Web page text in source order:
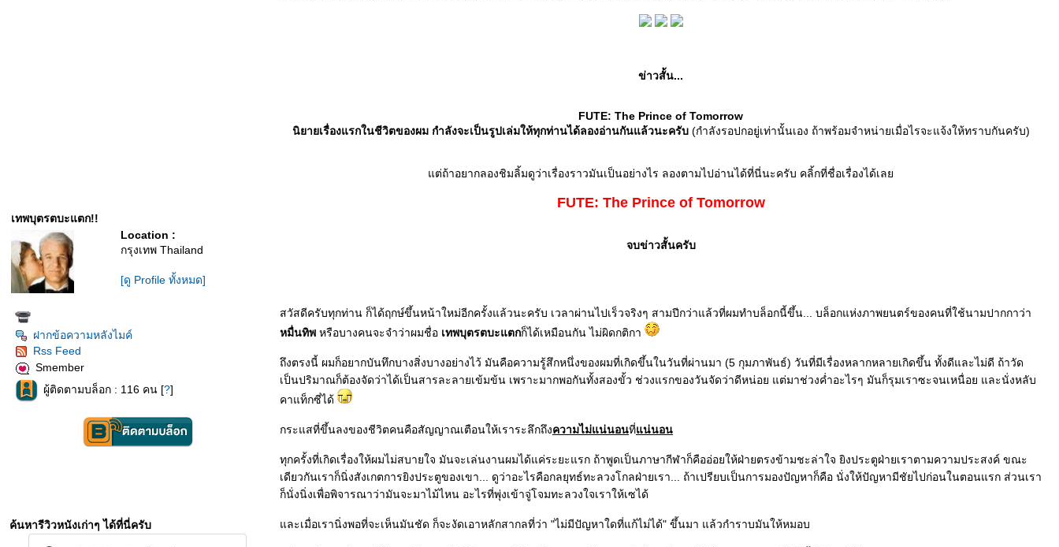
เทพบุตรตบะแตก!!
Location :
กรุงเทพ Thailand
[ดู Profile ทั้งหมด]
ฝากข้อความหลังไมค์
Rss Feed
Smember
ผู้ติดตามบล็อก : 116 คน [?]
ค้นหารีวิวหนังเก่าๆ ได้ที่นี่ครับ
ข่าวสั้น...
FUTE: The Prince of Tomorrow
นิยายเรื่องแรกในชีวิตของผม กำลังจะเป็นรูปเล่มให้ทุกท่านได้ลองอ่านกันแล้วนะครับ(กำลังรอปกอยู่เท่านั้นเอง ถ้าพร้อมจำหน่ายเมื่อไรจะแจ้งให้ทราบกันครับ)
ต่ถ้าอยากลองชิมลิ้มดูว่าเรื่องราวมันเป็นอย่างไร ลองตามไปอ่านได้ที่นี่นะครับ คลิ้กที่ชื่อเรื่องได้เล
FUTE: The Prince of Tomorrow
จบข่าวสั้นครับ
สวัสดีครับทุกท่าน ก็ได้ฤกษ์ขึ้นหน้าใหม่อีกครั้งแล้วนะครับ เวลาผ่านไปเร็วจริงๆ สามปีกว่าแล้วที่ผมทำบล็อกนี้ขึ้น... บล็อกแห่งภาพยนตร์ของคนที่ใช้นามปากกาว่า
หมื่นทิพ หรือบางคนจะจำว่าผมชื่อ เทพบุตรตบะแตกก็ได้เหมือนกัน ไม่ผิดกติกา
ถึงตรงนี้ ผมก็อยากบันทึกบางสิ่งบางอย่างไว้ มันคือความรู้สึกหนึ่งของผมที่เกิดขึ้นในวันที่ผ่านมา (5 กุมภาพันธ์) วันที่มีเรื่องหลากหลายเกิดขึ้น ทั้งดีและไม่ดี ถ้าวัด
เป็นปริมาณก็ต้องจัดว่าได้เป็นสารละลายเข้มข้น เพราะมากพอกันทั้งสองขั้ว ช่วงแรกของวันจัดว่าดีหน่อย แต่มาช่วงค่ำอะไรๆ มันก็รุมเราซะจนเหนื่อย และนั่งหลับ
คาแท็กซี่ได้
กระแสที่ขึ้นลงของชีวิตคนคือสัญญาณเตือนให้เราระลึกถึงความไม่แน่นอนที่น่นอน
ทุกครั้งที่เกิดเรื่องให้ผมไม่สบายใจ มันจะเล่นงานผมได้แค่ระยะแรก ถ้าพูดเป็นภาษากีฬาก็คืออ่อยให้ฝ่ายตรงข้ามชะล่าใจ ยิงประตูฝ่ายเราตามความประสงค์ ขณะ
เดียวกันเราก็นิ่งสังเกตการยิงประตูของเขา... ดูว่าอะไรคือกลยุทธ์ทะลวงโกลฝ่ายเรา... ถ้าเปรียบเป็นการมองปัญหาก็คือ นั่งให้ปัญหามีชัยไปก่อนในตอนแรก ส่วนเรา
ก็นั่งนิ่งเพื่อพิจารณาว่ามันจะมาไม้ไหน อะไรที่พุ่งเข้าจู่โจมทะลวงใจเราให้เซได้
ละเมื่อเรานิ่งพอที่จะเห็นมันชัด ก็จะงัดเอาหลักสากลที่ว่า "ไม่มีปัญหาใดที่แก้ไม่ได้" ขึ้นมา แล้วกำราบมันให้หมอบ